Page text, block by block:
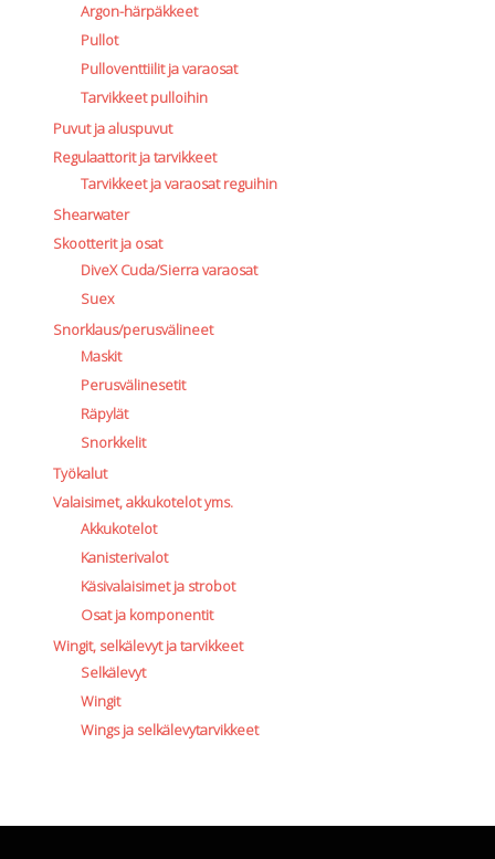
Argon-härpäkkeet
Pullot
Pulloventtiilit ja varaosat
Tarvikkeet pulloihin
Puvut ja aluspuvut
Regulaattorit ja tarvikkeet
Tarvikkeet ja varaosat reguihin
Shearwater
Skootterit ja osat
DiveX Cuda/Sierra varaosat
Suex
Snorklaus/perusvälineet
Maskit
Perusvälinesetit
Räpylät
Snorkkelit
Työkalut
Valaisimet, akkukotelot yms.
Akkukotelot
Kanisterivalot
Käsivalaisimet ja strobot
Osat ja komponentit
Wingit, selkälevyt ja tarvikkeet
Selkälevyt
Wingit
Wings ja selkälevytarvikkeet